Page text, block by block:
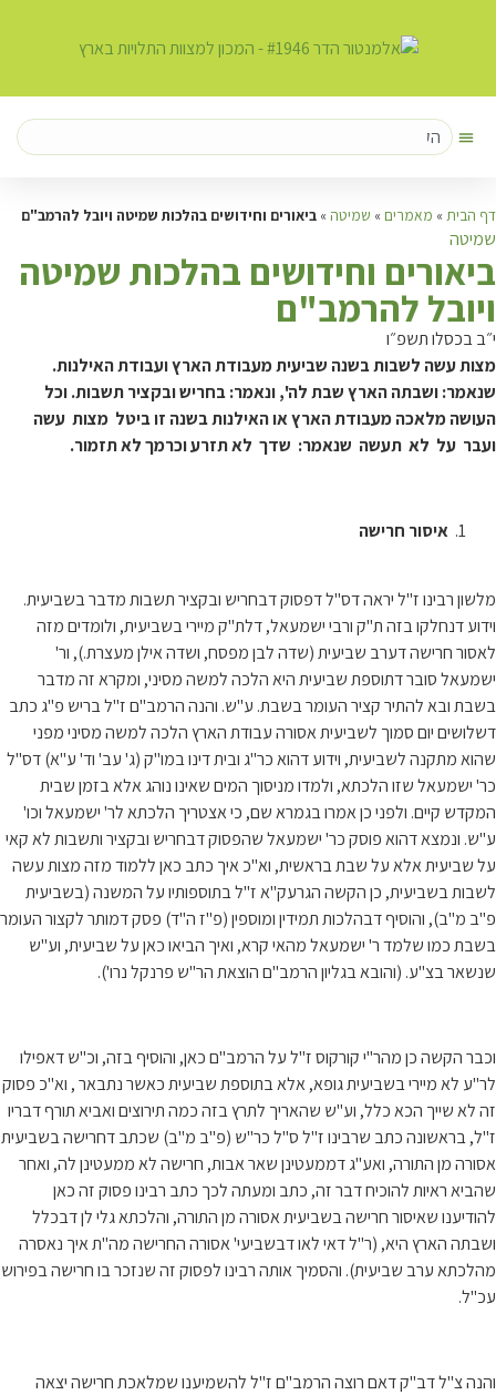
דף הבית » מאמרים » שמיטה » ביאורים וחידושים בהלכות שמיטה ויובל להרמב"ם
שמיטה
ביאורים וחידושים בהלכות שמיטה
ויובל להרמב"ם
י״ב בכסלו תשפ״ו
מצות עשה לשבות בשנה שביעית מעבודת הארץ ועבודת האילנות.
שנאמר: ושבתה הארץ שבת לה', ונאמר: בחריש ובקציר תשבות. וכל
העושה מלאכה מעבודת הארץ או האילנות בשנה זו ביטל מצות עשה
ועבר על לא תעשה שנאמר: שדך לא תזרע וכרמך לא תזמור.
איסור חרישה
מלשון רבינו ז"ל יראה דס"ל דפסוק דבחריש ובקציר תשבות מדבר בשביעית.
וידוע דנחלקו בזה ת"ק ורבי ישמעאל, דלת"ק מיירי בשביעית, ולומדים מזה
לאסור חרישה דערב שביעית (שדה לבן מפסח, ושדה אילן מעצרת.), ור'
ישמעאל סובר דתוספת שביעית היא הלכה למשה מסיני, ומקרא זה מדבר
בשבת ובא להתיר קציר העומר בשבת. ע"ש. והנה הרמב"ם ז"ל בריש פ"ג כתב
דשלושים יום סמוך לשביעית אסורה עבודת הארץ הלכה למשה מסיני מפני
שהוא מתקנה לשביעית, וידוע דהוא כר"ג ובית דינו במו"ק (ג' עב' וד' ע"א) דס"ל
כר' ישמעאל שזו הלכתא, ולמדו מניסוך המים שאינו נוהג אלא בזמן שבית
המקדש קיים. ולפני כן אמרו בגמרא שם, כי אצטריך הלכתא לר' ישמעאל וכו'
ע"ש. ונמצא דהוא פוסק כר' ישמעאל שהפסוק דבחריש ובקציר ותשבות לא קאי
על שביעית אלא על שבת בראשית, וא"כ איך כתב כאן ללמוד מזה מצות עשה
לשבות בשביעית, כן הקשה הגרעק"א ז"ל בתוספותיו על המשנה (בשביעית
פ"ב מ"ב), והוסיף דבהלכות תמידין ומוספין (פ"ז ה"ד) פסק דמותר לקצור העומר
בשבת כמו שלמד ר' ישמעאל מהאי קרא, ואיך הביאו כאן על שביעית, וע"ש
שנשאר בצ"ע. (והובא בגליון הרמב"ם הוצאת הר"ש פרנקל נרו').
וכבר הקשה כן מהר"י קורקוס ז"ל על הרמב"ם כאן, והוסיף בזה, וכ"ש דאפילו
לר"ע לא מיירי בשביעית גופא, אלא בתוספת שביעית כאשר נתבאר , וא"כ פסוק
זה לא שייך הכא כלל, וע"ש שהאריך לתרץ בזה כמה תירוצים ואביא תורף דבריו
ז"ל, בראשונה כתב שרבינו ז"ל ס"ל כר"ש (פ"ב מ"ב) שכתב דחרישה בשביעית
אסורה מן התורה, ואע"ג דממעטינן שאר אבות, חרישה לא ממעטינן לה, ואחר
שהביא ראיות להוכיח דבר זה, כתב ומעתה לכך כתב רבינו פסוק זה כאן
להודיענו שאיסור חרישה בשביעית אסורה מן התורה, והלכתא גלי לן דבכלל
ושבתה הארץ היא, (ר"ל דאי לאו דבשביעי' אסורה החרישה מה"ת איך נאסרה
מהלכתא ערב שביעית). והסמיך אותה רבינו לפסוק זה שנזכר בו חרישה בפירוש
עכ"ל.
והנה צ"ל דב"ק דאם רוצה הרמב"ם ז"ל להשמיענו שמלאכת חרישה יצאה